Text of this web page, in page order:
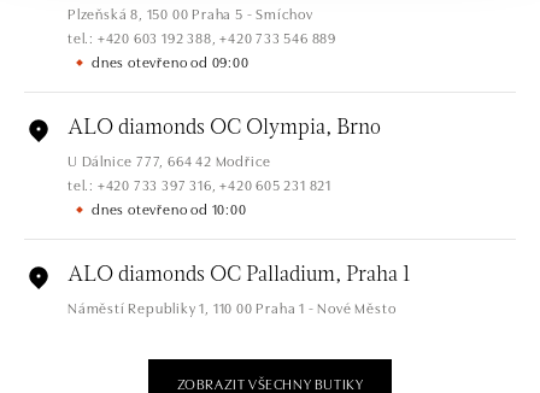
Plzeňská 8, 150 00 Praha 5 - Smíchov
tel.: +420 603 192 388, +420 733 546 889
dnes otevřeno od 09:00
ALO diamonds OC Olympia, Brno
U Dálnice 777, 664 42 Modřice
tel.: +420 733 397 316, +420 605 231 821
dnes otevřeno od 10:00
ALO diamonds OC Palladium, Praha 1
Náměstí Republiky 1, 110 00 Praha 1 - Nové Město
dnes otevřeno od 09:00
ZOBRAZIT VŠECHNY BUTIKY